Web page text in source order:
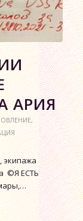
АРИЯ
,
экипажа
©Я ЕСТЬ